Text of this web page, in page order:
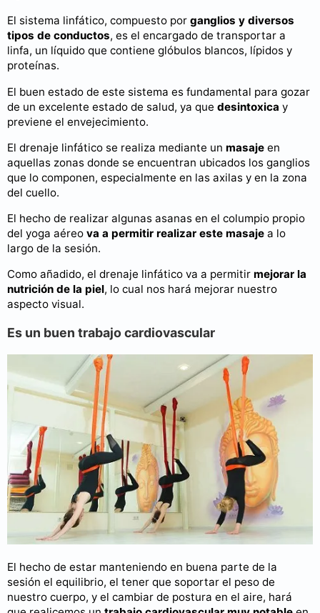
El sistema linfático, compuesto por ganglios y diversos
tipos de conductos, es el encargado de transportar a
linfa, un líquido que contiene glóbulos blancos, lípidos y
proteínas.
El buen estado de este sistema es fundamental para gozar
de un excelente estado de salud, ya que desintoxica y
previene el envejecimiento.
El drenaje linfático se realiza mediante un masaje en
aquellas zonas donde se encuentran ubicados los ganglios
que lo componen, especialmente en las axilas y en la zona
del cuello.
El hecho de realizar algunas asanas en el columpio propio
del yoga aéreo va a permitir realizar este masaje a lo
largo de la sesión.
Como añadido, el drenaje linfático va a permitir mejorar la
nutrición de la piel, lo cual nos hará mejorar nuestro
aspecto visual.
Es un buen trabajo cardiovascular
El hecho de estar manteniendo en buena parte de la
sesión el equilibrio, el tener que soportar el peso de
nuestro cuerpo, y el cambiar de postura en el aire, hará